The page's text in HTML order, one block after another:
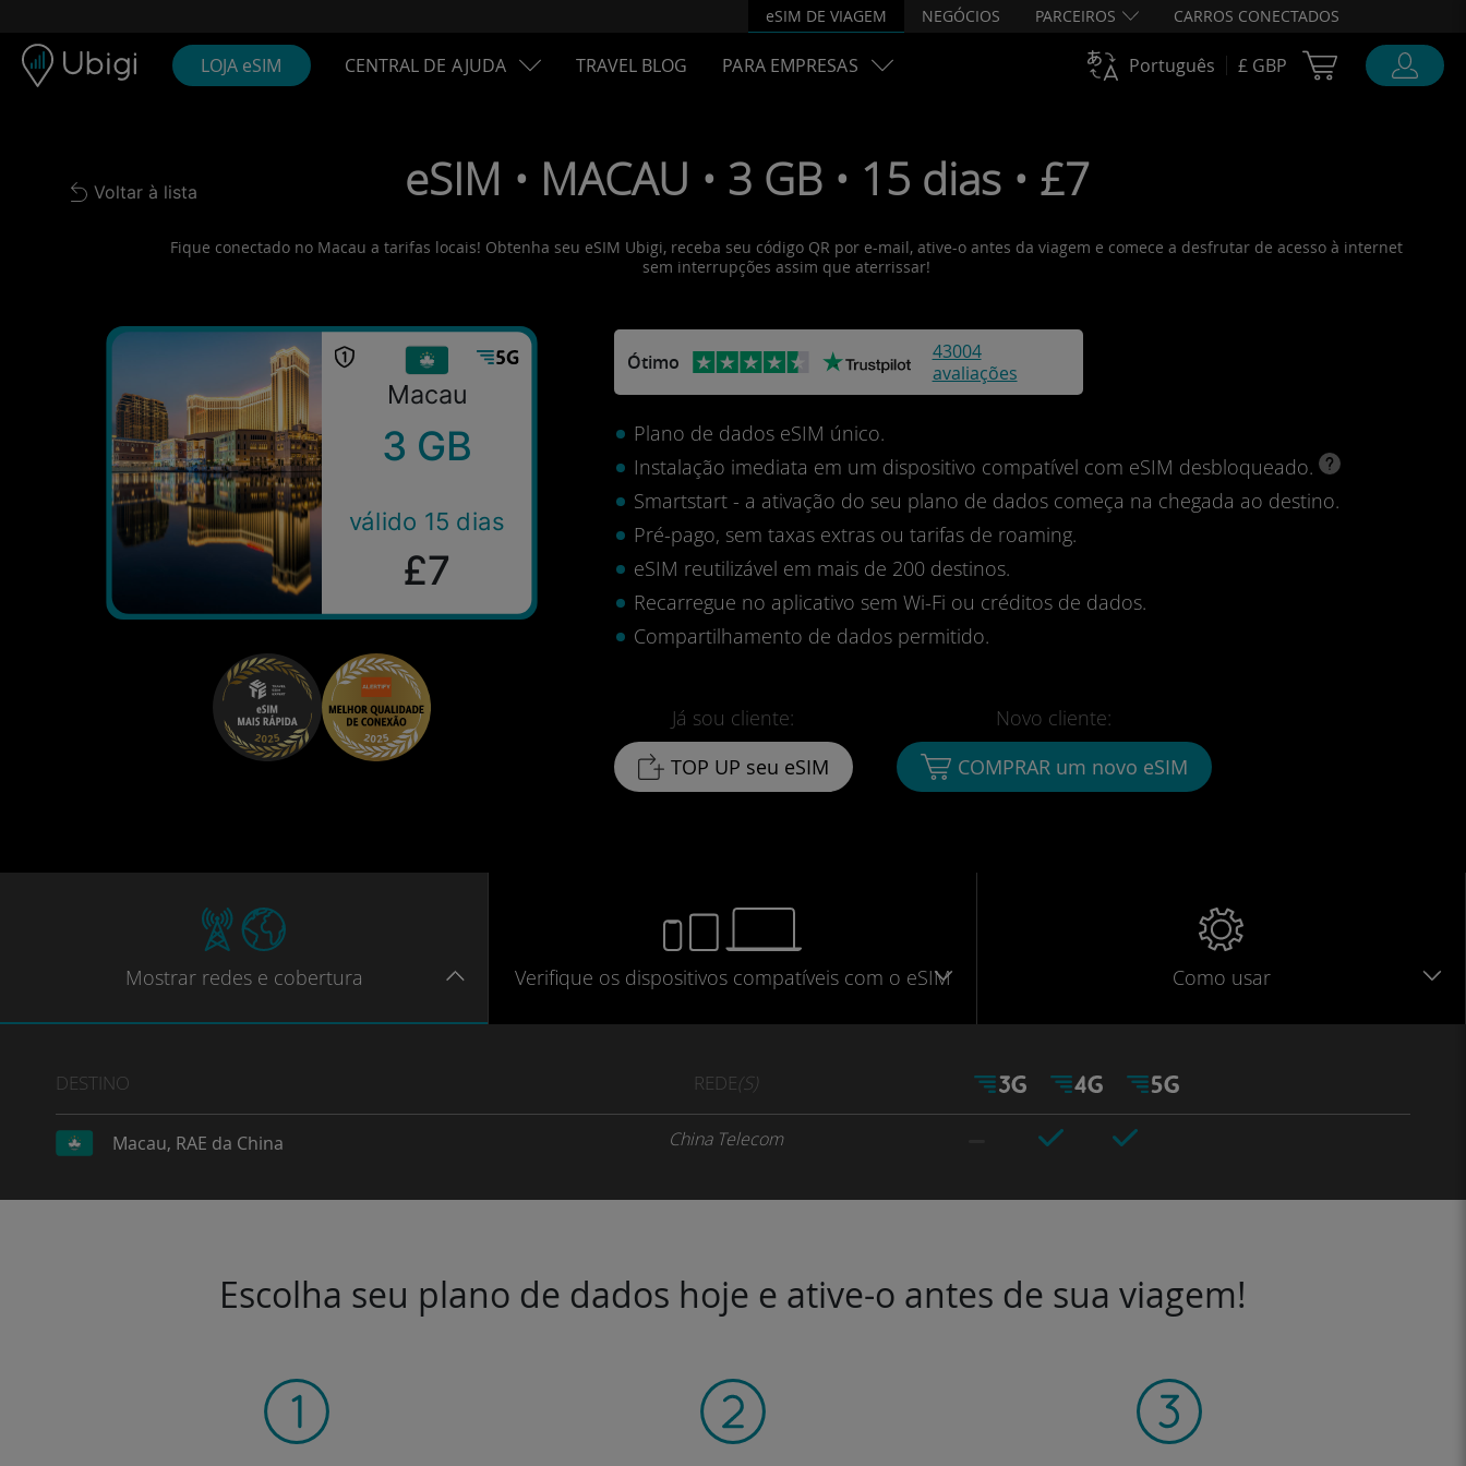
eSIM DE VIAGEM NEGÓCIOS PARCEIROS CARROS CONECTADOS
LOJA eSIM CENTRAL DE AJUDA TRAVEL BLOG PARA EMPRESAS Português £ GBP Cart Ubigi
Back to list
Voltar à lista eSIM • MACAU • 3 GB • 15 dias • £7
Fique conectado no Macau a tarifas locais! Obtenha seu eSIM Ubigi, receba seu código QR por e-mail, ative-o antes da viagem e comece a desfrutar de acesso à internet
sem interrupções assim que aterrissar!
Macau
3 GB
válido 15 dias
£7
Ótimo
43004
avaliações
Plano de dados eSIM único.
Instalação imediata em um dispositivo compatível com eSIM desbloqueado.
Smartstart - a ativação do seu plano de dados começa na chegada ao destino.
Pré-pago, sem taxas extras ou tarifas de roaming.
eSIM reutilizável em mais de 200 destinos.
Recarregue no aplicativo sem Wi-Fi ou créditos de dados.
Compartilhamento de dados permitido.
Já sou cliente:
TOP UP seu eSIM
Novo cliente:
COMPRAR um novo eSIM
Mostrar redes e cobertura Verifique os dispositivos compatíveis com o eSIM Como usar
DESTINO REDE(S)
Macau, RAE da China China Telecom
Escolha seu plano de dados hoje e ative-o antes de sua viagem!